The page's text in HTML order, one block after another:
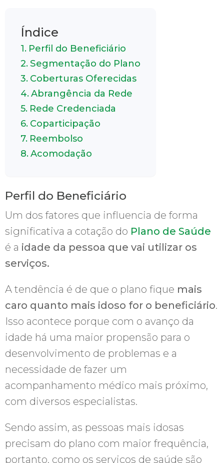
Índice
Perfil do Beneficiário
Segmentação do Plano
Coberturas Oferecidas
Abrangência da Rede
Rede Credenciada
Coparticipação
Reembolso
Acomodação
Perfil do Beneficiário
Um dos fatores que influencia de forma
significativa a cotação do Plano de Saúde
é a idade da pessoa que vai utilizar os
serviços.
A tendência é de que o plano fique mais
caro quanto mais idoso for o beneficiário.
Isso acontece porque com o avanço da
idade há uma maior propensão para o
desenvolvimento de problemas e a
necessidade de fazer um
acompanhamento médico mais próximo,
com diversos especialistas.
Sendo assim, as pessoas mais idosas
precisam do plano com maior frequência,
portanto, como os serviços de saúde são